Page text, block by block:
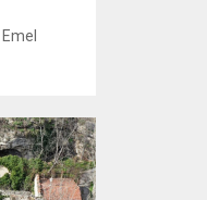
davetiyle
gelen